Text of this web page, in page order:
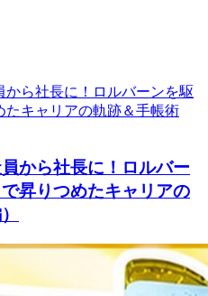
から社長に！ロルバー
昇りつめたキャリアの